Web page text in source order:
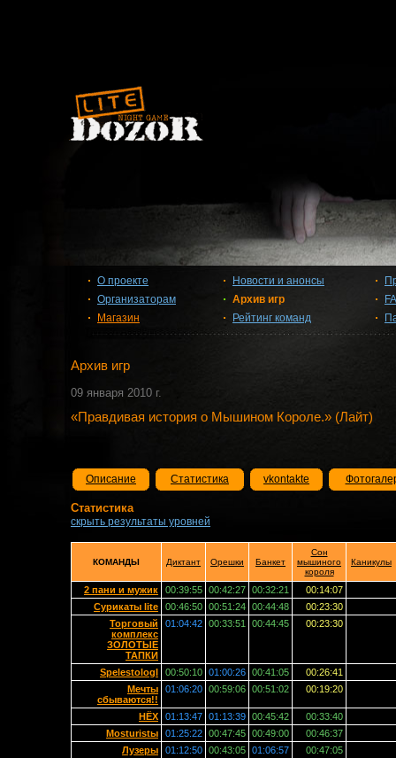
О проекте
Организаторам
Магазин
Новости и анонсы
Архив игр
Рейтинг команд
Архив игр
09 января 2010 г.
«Правдивая история о Мышином Короле.» (Лайт)
Описание Статистика vkontakte
Статистика
скрыть результаты уровней
КОМАНДЫ Диктант Орешки Банкет
Сон
мышиного
короля
Каникулы
2 пани и мужик 00:39:55 00:42:27 00:32:21
00:14:07
Сурикаты lite
00:46:50 00:51:24 00:44:48
00:23:30
Торговый
комплекс
ЗОЛОТЫЕ
ТАПКИ
01:04:42 00:33:51 00:44:45 00:23:30
SpelestologI 00:50:10 01:00:26 00:41:05
00:26:41
Мечты
сбываются!!
01:06:20 00:59:06 00:51:02 00:19:20
НЁХ 01:13:47 01:13:39 00:45:42
00:33:40
Mosturistы
01:25:22 00:47:45 00:49:00
00:46:37
Лузеры
01:12:50 00:43:05 01:06:57
00:47:05